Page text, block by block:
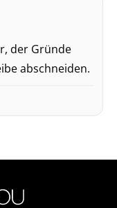
der Gründe
abschneiden.